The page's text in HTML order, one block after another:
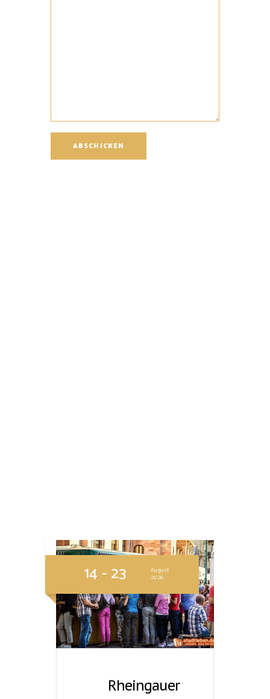
14 - 23 August
2026
Rheingauer